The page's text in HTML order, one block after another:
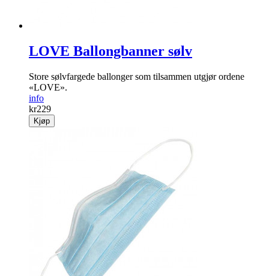
LOVE Ballongbanner sølv
Store sølvfargede ballonger som tilsammen utgjør ordene
«LOVE».
info
kr229
Kjøp